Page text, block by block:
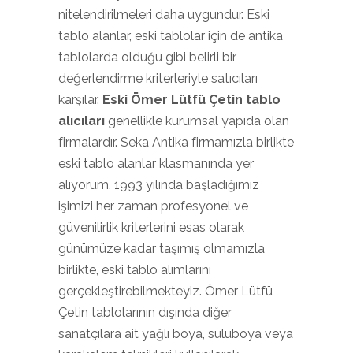
nitelendirilmeleri daha uygundur. Eski
tablo alanlar, eski tablolar için de antika
tablolarda olduğu gibi belirli bir
değerlendirme kriterleriyle satıcıları
karşılar. Eski Ömer Lütfü Çetin tablo
alıcıları genellikle kurumsal yapıda olan
firmalardır. Seka Antika firmamızla birlikte
eski tablo alanlar klasmanında yer
alıyorum. 1993 yılında başladığımız
işimizi her zaman profesyonel ve
güvenilirlik kriterlerini esas olarak
günümüze kadar taşımış olmamızla
birlikte, eski tablo alımlarını
gerçekleştirebilmekteyiz. Ömer Lütfü
Çetin tablolarının dışında diğer
sanatçılara ait yağlı boya, suluboya veya